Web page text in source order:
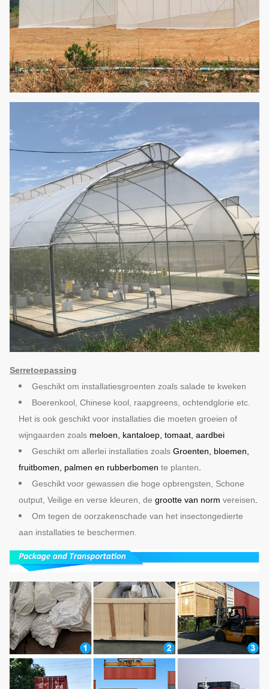
Serretoepassing
Geschikt om installatiesgroenten zoals salade te kweken
Boerenkool, Chinese kool, raapgreens, ochtendglorie etc.
Het is ook geschikt voor installaties die moeten groeien of
wijngaarden zoals meloen, kantaloep, tomaat, aardbei
Geschikt om allerlei installaties zoals Groenten, bloemen,
fruitbomen, palmen en rubberbomen te planten
Geschikt voor gewassen die hoge opbrengsten, Schone
output, Veilige en verse kleuren, de grootte van norm vereisen
Om tegen de oorzakenschade van het insectongedierte
aan installaties te beschermen.